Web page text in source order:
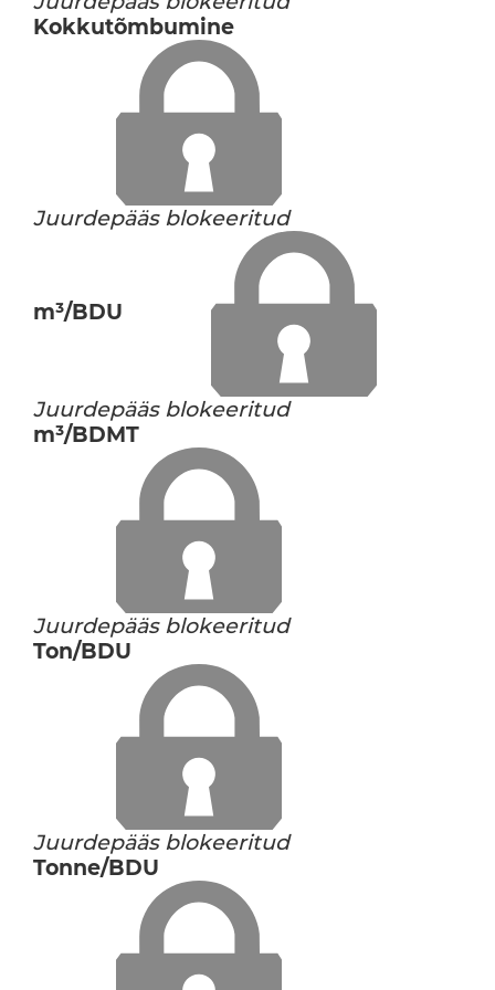
Kokkutõmbumine
Juurdepääs blokeeritud
m³/BDU
Juurdepääs blokeeritud
m³/BDMT
Juurdepääs blokeeritud
Ton/BDU
Juurdepääs blokeeritud
Tonne/BDU